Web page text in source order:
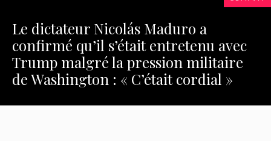
Le dictateur Nicolás Maduro a
confirmé qu’il s’était entretenu avec
Trump malgré la pression militaire
de Washington : « C’était cordial »